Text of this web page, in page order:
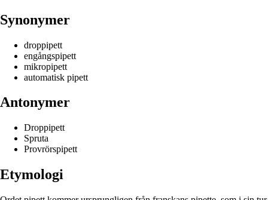
Synonymer
droppipett
engångspipett
mikropipett
automatisk pipett
Antonymer
Droppipett
Spruta
Provrörspipett
Etymologi